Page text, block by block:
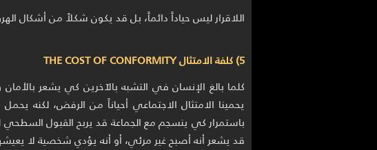
اللاقرار ليس حياداً دائماً، بل قد يكون شكلاً من أشكال
5) كلفة الامتثال THE COST OF CONFORMITY
كلما بالغ الإنسان في التشبه بالآخرين كي يشعر بالأمان
يحمينا الامتثال الاجتماعي أحياناً من الرفض، لكنه
باستمرار كي ينسجم مع الجماعة قد يربح القبول
قد يشعر أنه أصبح غير مرئي، أو أنه يؤدي شخصية لا